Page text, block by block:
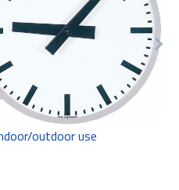
outdoor use